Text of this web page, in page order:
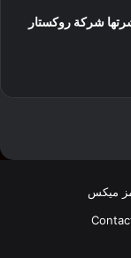
شركة روكستار